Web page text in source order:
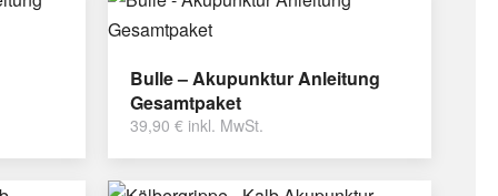
Bulle – Akupunktur Anleitung
Gesamtpaket
39,90 € inkl. MwSt.